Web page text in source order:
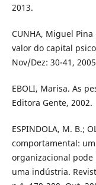
2013.
CUNHA, Miguel
valor do capital
Nov/Dez: 30-41,
EBOLI, Marisa. As
Editora Gente, 2002.
ESPINDOLA, M. B.;
comportamental:
organizacional
uma indústria.